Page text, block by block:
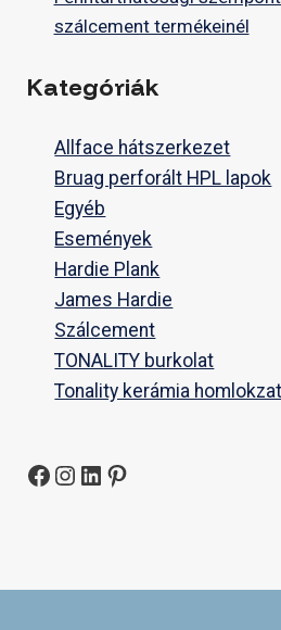
szálcement termékeinél
Kategóriák
Allface hátszerkezet
Bruag perforált HPL lapok
Egyéb
Események
Hardie Plank
James Hardie
Szálcement
TONALITY burkolat
Tonality kerámia
Facebook
Instagram
LinkedIn
Pinterest